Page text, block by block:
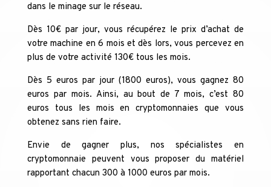
dans le minage sur le réseau.
Dès 10€ par jour, vous récupérez le prix d’achat de
votre machine en 6 mois et dès lors, vous percevez en
plus de votre activité 130€ tous les mois.
Dès 5 euros par jour (1800 euros), vous gagnez 80
euros par mois. Ainsi, au bout de 7 mois, c’est 80
euros tous les mois en cryptomonnaies que vous
obtenez sans rien faire.
Envie de gagner plus, nos spécialistes en
cryptomonnaie peuvent vous proposer du matériel
rapportant chacun 300 à 1000 euros par mois.